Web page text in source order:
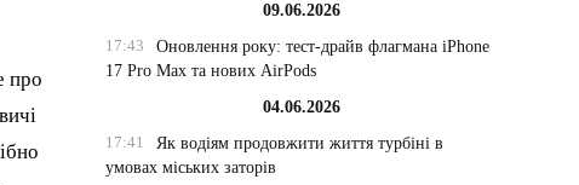
про
09.06.2026
17:43
Оновлення року: тест-драйв флагмана iPhone
17 Pro Max та нових AirPods
04.06.2026
17:41
Як водіям продовжити життя турбіні в
умовах міських заторів